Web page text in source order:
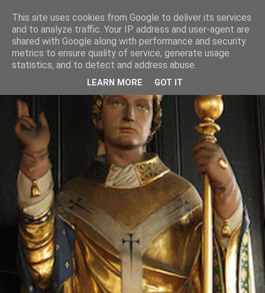
This site uses cookies from Google to deliver its services
and to analyze traffic. Your IP address and user-agent are
shared with Google along with performance and security
metrics to ensure quality of service, generate usage
statistics, and to detect and address abuse.
LEARN MORE GOT IT